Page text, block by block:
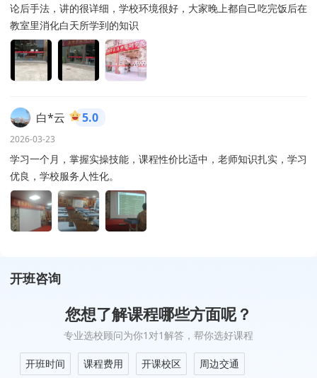
论后手法，讲的很详细，学校环境很好，大家晚上都自己吃完饭后在
教室里消化白天所学到的知识
白*云 5.0
2026-03-23
学习一个月，掌握实操技能，课程性价比适中，老师知识扎实，学习
优良，学校服务人性化。
开班咨询
您想了解课程哪些方面呢？
专业选校顾问为你1对1解答，帮你选好课程
开班时间 课程费用 开课校区 周边交通